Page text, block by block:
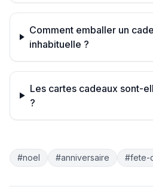
Comment emballer un
inhabituelle ?
Les cartes cadeaux sont-
?
#noel #anniversaire #fete-